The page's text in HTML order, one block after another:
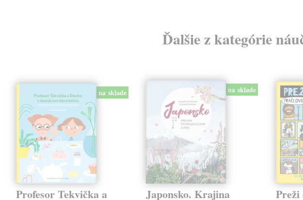
Ďalšie z kategórie
na sklade
Profesor Tekvička a
na sklade
Japonsko. Krajina Preži